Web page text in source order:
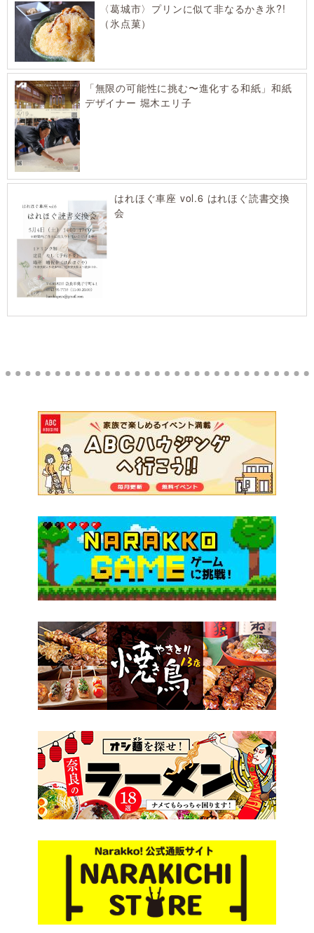
〈葛城市〉プリンに似て非なるかき氷?!
（氷点菓）
「無限の可能性に挑む〜進化する和紙」和紙
デザイナー 堀木エリ子
はれほぐ車座 vol.6 はれほぐ読書交換
会